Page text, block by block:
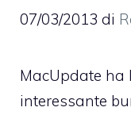
07/03/2013 di
MacUpdate
interessante